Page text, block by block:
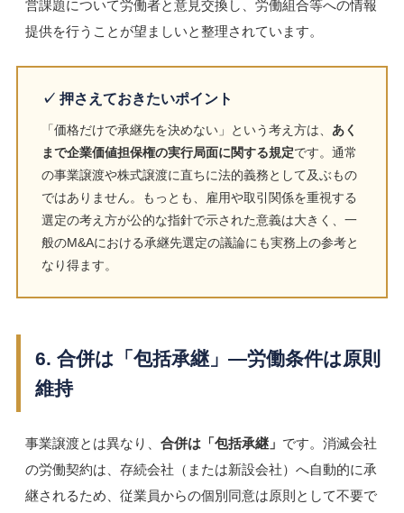
営課題について労働者と意見交換し、労働組合等への情報
提供を行うことが望ましいと整理されています。
✓ 押さえておきたいポイント
「価格だけで承継先を決めない」という考え方は、 あく
まで企業価値担保権の実行局面に関する規定です。通常
の事業譲渡や株式譲渡に直ちに法的義務として及ぶもの
ではありません。もっとも、雇用や取引関係を重視する
選定の考え方が公的な指針で示された意義は大きく、一
般のM&Aにおける承継先選定の議論にも実務上の参考と
なり得ます。
6. 合併は「包括承継」―労働条件は原則
維持
事業譲渡とは異なり、 合併は「包括承継」 です。消滅会社
の労働契約は、存続会社（または新設会社）へ自動的に承
継されるため、従業員からの個別同意は原則として不要で